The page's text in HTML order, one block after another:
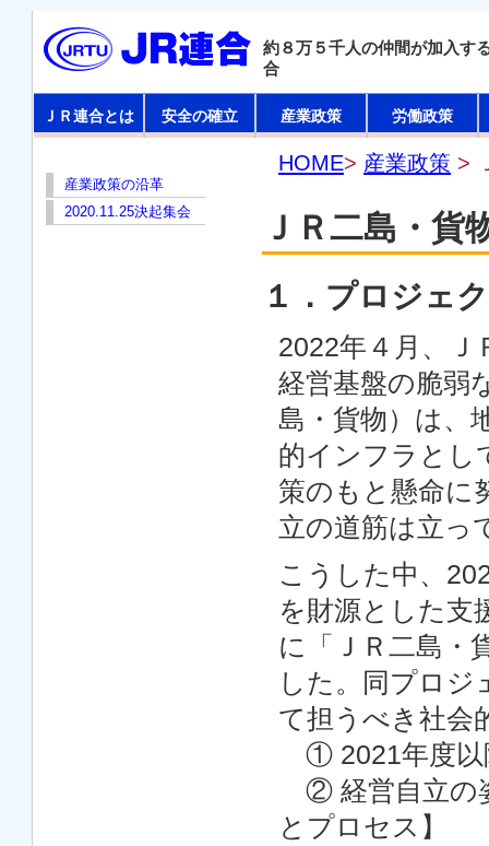
約８万５千人の仲間が加入す
合
ＪＲ連合とは 安全の確立 産業政策 労働政策
産業政策の沿革
2020.11.25決起集会
HOME> 産業政策 >
ＪＲ二島・貨
１．プロジェ
2022年４月、
経営基盤の脆弱
島・貨物）は、
的インフラとし
策のもと懸命に
立の道筋は立っ
こうした中、
を財源とした支
に「ＪＲ二島・
した。同プロジ
て担うべき社会
① 2021年度以
② 経営自立の
とプロセス】